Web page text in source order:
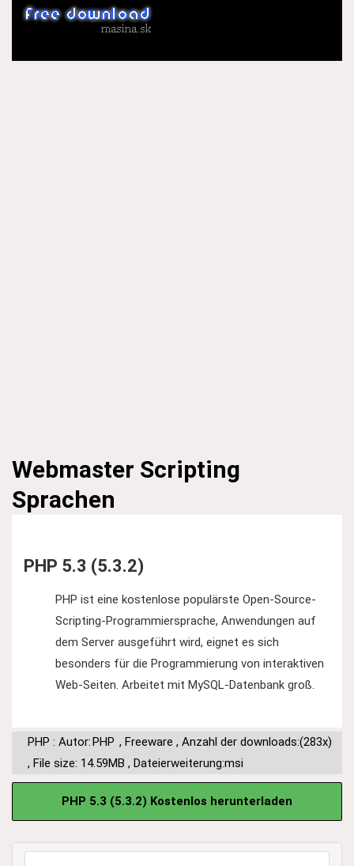
Webmaster Scripting
Sprachen
PHP 5.3 (5.3.2)
PHP ist eine kostenlose populärste Open-Source-
Scripting-Programmiersprache, Anwendungen auf
dem Server ausgeführt wird, eignet es sich
besonders für die Programmierung von interaktiven
Web-Seiten. Arbeitet mit MySQL-Datenbank groß.
PHP : Autor:PHP , Freeware , Anzahl der downloads:(283x)
, File size: 14.59MB , Dateierweiterung:msi
PHP 5.3 (5.3.2) Kostenlos herunterladen